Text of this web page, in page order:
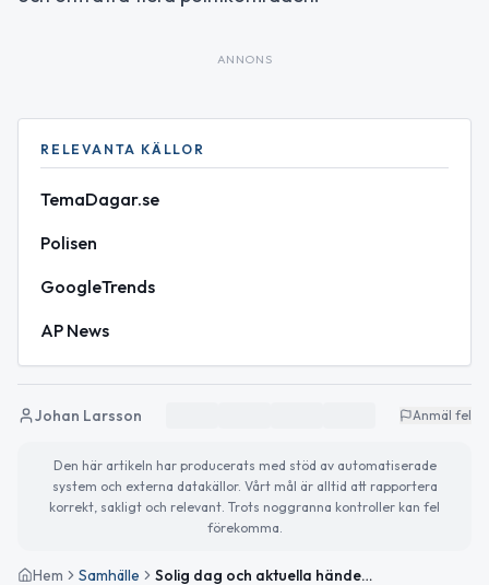
ANNONS
RELEVANTA KÄLLOR
TemaDagar.se
Polisen
GoogleTrends
AP News
Johan Larsson Anmäl fel
Den här artikeln har producerats med stöd av automatiserade
system och externa datakällor. Vårt mål är alltid att rapportera
korrekt, sakligt och relevant. Trots noggranna kontroller kan fel
förekomma.
Hem Samhälle Solig dag och aktuella händelser i Gislaved